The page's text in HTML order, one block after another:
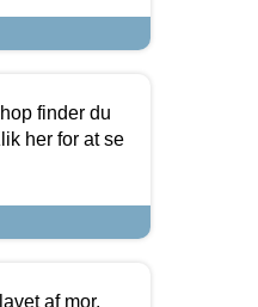
finder du
her for at se
af mor,